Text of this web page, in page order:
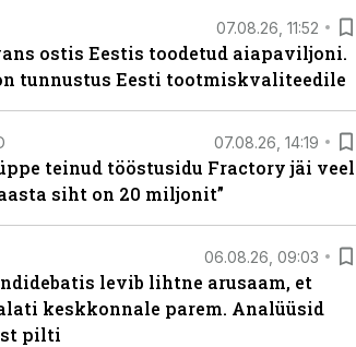
07.08.26, 11:52
ostis Eestis toodetud aiapaviljoni.
tunnustus Eesti tootmiskvaliteedile
07.08.26, 14:19
teinud tööstusidu Fractory jäi veel
siht on 20 miljonit”
06.08.26, 09:03
levib lihtne arusaam, et
keskkonnale parem. Analüüsid
pilti